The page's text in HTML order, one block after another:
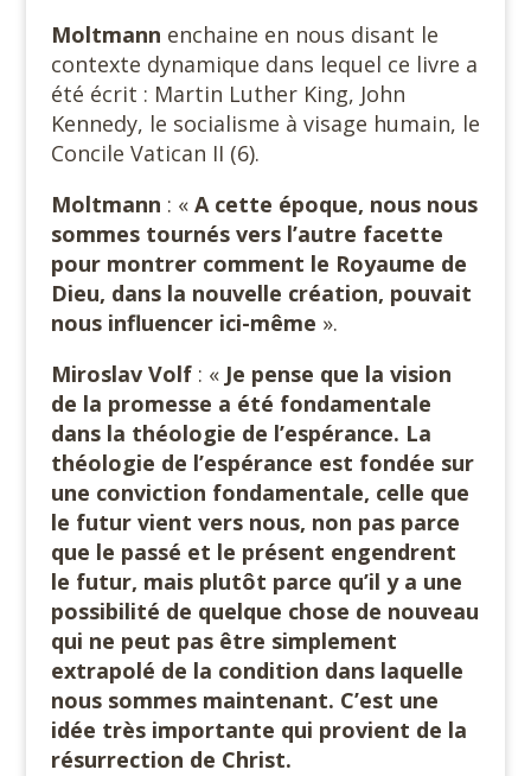
Moltmann enchaine en nous disant le
contexte dynamique dans lequel ce livre a
été écrit : Martin Luther King, John
Kennedy, le socialisme à visage humain, le
Concile Vatican II (6).
Moltmann : « A cette époque, nous nous
sommes tournés vers l’autre facette
pour montrer comment le Royaume de
Dieu, dans la nouvelle création, pouvait
nous influencer ici-même ».
Miroslav Volf : « Je pense que la vision
de la promesse a été fondamentale
dans la théologie de l’espérance. La
théologie de l’espérance est fondée sur
une conviction fondamentale, celle que
le futur vient vers nous, non pas parce
que le passé et le présent engendrent
le futur, mais plutôt parce qu’il y a une
possibilité de quelque chose de nouveau
qui ne peut pas être simplement
extrapolé de la condition dans laquelle
nous sommes maintenant. C’est une
idée très importante qui provient de la
résurrection de Christ.